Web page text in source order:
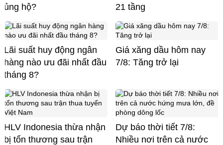
ủng hộ?
21 tầng
Lãi suất huy động ngân
hàng nào ưu đãi nhất đầu
tháng 8?
Giá xăng dầu hôm nay
7/8: Tăng trở lại
HLV Indonesia thừa nhận
bị tổn thương sau trận
Dự báo thời tiết 7/8:
Nhiều nơi trên cả nước